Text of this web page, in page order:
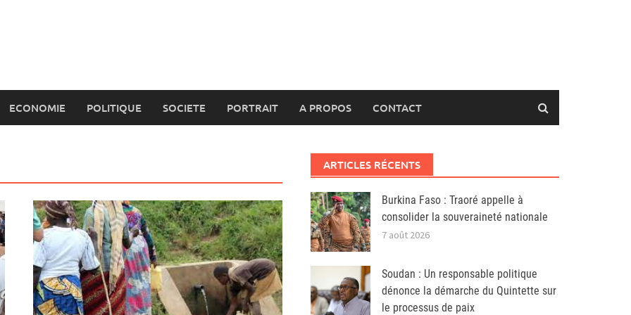
ECONOMIE POLITIQUE SOCIETE PORTRAIT A PROPOS CONTACT
ARTICLES RÉCENTS
Burkina Faso : Traoré appelle à
consolider la souveraineté nationale
7 août 2026
Soudan : Un responsable politique
dénonce la démarche du Quintette sur
le processus de paix